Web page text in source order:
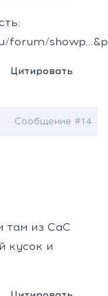
Цитировать
Сообщение #14
там из СаС
кусок и